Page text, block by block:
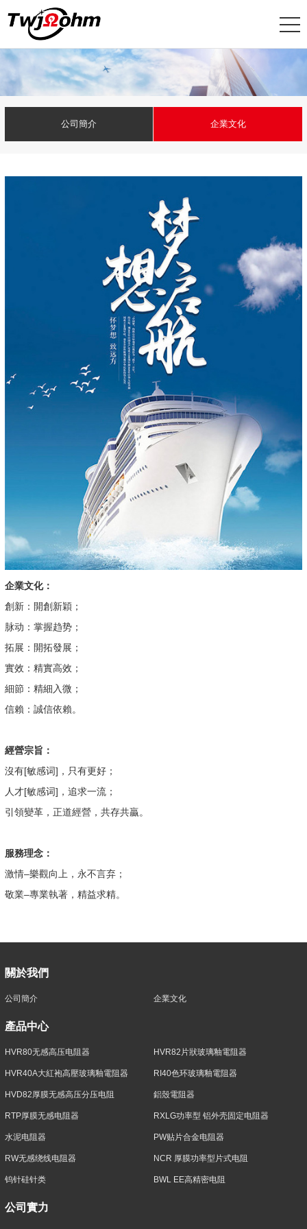
公司簡介 企業文化
企業文化：
創新：開創新穎；
脉动：掌握趋势；
拓展：開拓發展；
實效：精實高效；
細節：精細入微；
信賴：誠信依賴。
經營宗旨：
沒有[敏感词]，只有更好；
人才[敏感词]，追求一流；
引領變革，正道經營，共存共贏。
服務理念：
激情–樂觀向上，永不言弃；
敬業–專業執著，精益求精。
關於我們
公司簡介 企業文化
產品中心
HVR80无感高压电阻器 HVR82片狀玻璃釉電阻器
HVR40A大紅袍高壓玻璃釉電阻器 RI40色环玻璃釉電阻器
HVD82厚膜无感高压分压电阻 鋁殼電阻器
RTP厚膜无感电阻器 RXLG功率型 铝外壳固定电阻器
水泥电阻器 PW贴片合金电阻器
RW无感绕线电阻器 NCR 厚膜功率型片式电阻
钨针硅针类 BWL EE高精密电阻
公司實力